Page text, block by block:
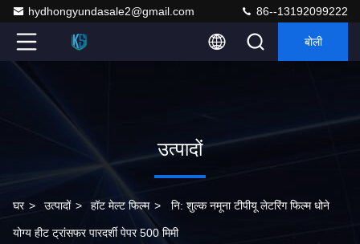
hydhongyundasale2@gmail.com 86--13192099222
बोली
उत्पादों
घर > उत्पादों > हॉट मेल्ट फिल्म > नि: शुल्क नमूना टीपीयू लेटरिंग फिल्म धोने
योग्य हीट ट्रांसफर पारदर्शी पेपर 500 मिमी